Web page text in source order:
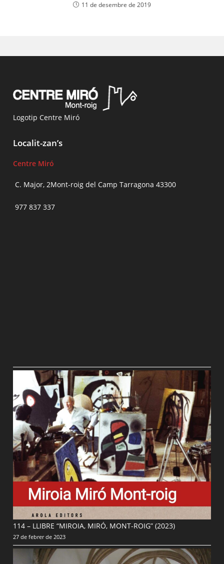
11 de desembre de 2019
Logotip Centre Miró
Localit-zan’s
Centre Miró
C. Major, 2Mont-roig del Camp Tarragona 43300
977 837 337
114 – LLIBRE “MIROIA, MIRÓ, MONT-ROIG” (2023)
27 de febrer de 2023